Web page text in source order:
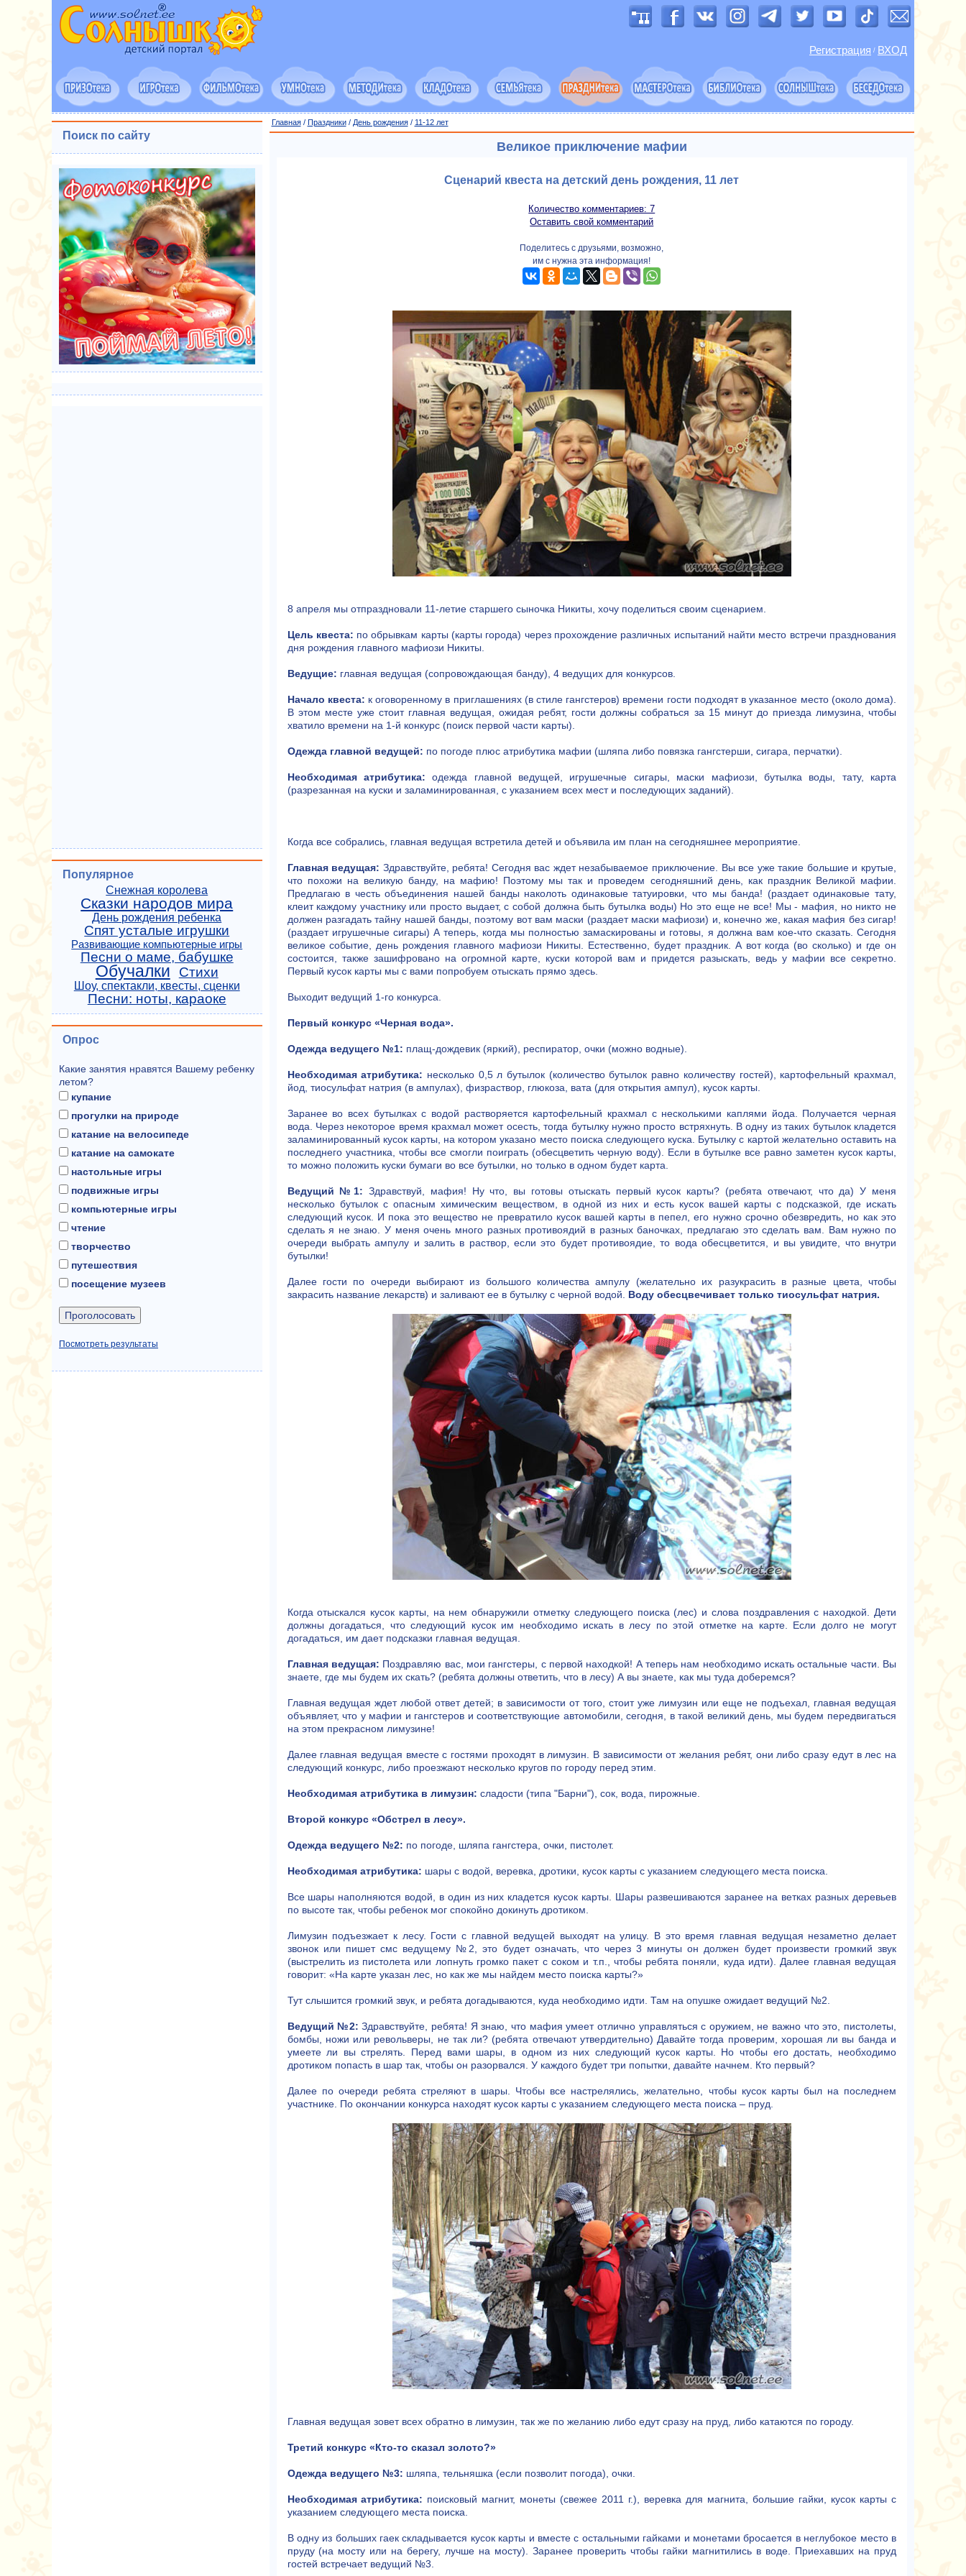
Регистрация / ВХОД
Главная/ Праздники/ День рождения/ 11-12 лет
Великое приключение мафии
Сценарий квеста на детский день рождения, 11 лет
Количество комментариев: 7
Оставить свой комментарий
Поделитесь с друзьями, возможно,
им с нужна эта информация!
8 апреля мы отпраздновали 11-летие старшего сыночка Никиты, хочу поделиться своим сценарием.
Цель квеста: по обрывкам карты (карты города) через прохождение различных испытаний найти место встречи празднования
дня рождения главного мафиози Никиты.
Ведущие: главная ведущая (сопровождающая банду), 4 ведущих для конкурсов.
Начало квеста: к оговоренному в приглашениях (в стиле гангстеров) времени гости подходят в указанное место (около дома).
В этом месте уже стоит главная ведущая, ожидая ребят, гости должны собраться за 15 минут до приезда лимузина, чтобы
хватило времени на 1-й конкурс (поиск первой части карты).
Одежда главной ведущей: по погоде плюс атрибутика мафии (шляпа либо повязка гангстерши, сигара, перчатки).
Необходимая атрибутика: одежда главной ведущей, игрушечные сигары, маски мафиози, бутылка воды, тату, карта
(разрезанная на куски и заламинированная, с указанием всех мест и последующих заданий).
Когда все собрались, главная ведущая встретила детей и объявила им план на сегодняшнее мероприятие.
Главная ведущая: Здравствуйте, ребята! Сегодня вас ждет незабываемое приключение. Вы все уже такие большие и крутые,
что похожи на великую банду, на мафию! Поэтому мы так и проведем сегодняшний день, как праздник Великой мафии.
Предлагаю в честь объединения нашей банды наколоть одинаковые татуировки, что мы банда! (раздает одинаковые тату,
клеит каждому участнику или просто выдает, с собой должна быть бутылка воды) Но это еще не все! Мы - мафия, но никто не
должен разгадать тайну нашей банды, поэтому вот вам маски (раздает маски мафиози) и, конечно же, какая мафия без сигар!
(раздает игрушечные сигары) А теперь, когда мы полностью замаскированы и готовы, я должна вам кое-что сказать. Сегодня
великое событие, день рождения главного мафиози Никиты. Естественно, будет праздник. А вот когда (во сколько) и где он
состоится, также зашифровано на огромной карте, куски которой вам и придется разыскать, ведь у мафии все секретно.
Первый кусок карты мы с вами попробуем отыскать прямо здесь.
Выходит ведущий 1-го конкурса.
Первый конкурс «Черная вода».
Одежда ведущего №1: плащ-дождевик (яркий), респиратор, очки (можно водные).
Необходимая атрибутика: несколько 0,5 л бутылок (количество бутылок равно количеству гостей), картофельный крахмал,
йод, тиосульфат натрия (в ампулах), физраствор, глюкоза, вата (для открытия ампул), кусок карты.
Заранее во всех бутылках с водой растворяется картофельный крахмал с несколькими каплями йода. Получается черная
вода. Через некоторое время крахмал может осесть, тогда бутылку нужно просто встряхнуть. В одну из таких бутылок кладется
заламинированный кусок карты, на котором указано место поиска следующего куска. Бутылку с картой желательно оставить на
последнего участника, чтобы все смогли поиграть (обесцветить черную воду). Если в бутылке все равно заметен кусок карты,
то можно положить куски бумаги во все бутылки, но только в одном будет карта.
Ведущий №1: Здравствуй, мафия! Ну что, вы готовы отыскать первый кусок карты? (ребята отвечают, что да) У меня
несколько бутылок с опасным химическим веществом, в одной из них и есть кусок вашей карты с подсказкой, где искать
следующий кусок. И пока это вещество не превратило кусок вашей карты в пепел, его нужно срочно обезвредить, но как это
сделать я не знаю. У меня очень много разных противоядий в разных баночках, предлагаю это сделать вам. Вам нужно по
очереди выбрать ампулу и залить в раствор, если это будет противоядие, то вода обесцветится, и вы увидите, что внутри
бутылки!
Далее гости по очереди выбирают из большого количества ампулу (желательно их разукрасить в разные цвета, чтобы
закрасить название лекарств) и заливают ее в бутылку с черной водой. Воду обесцвечивает только тиосульфат натрия.
Когда отыскался кусок карты, на нем обнаружили отметку следующего поиска (лес) и слова поздравления с находкой. Дети
должны догадаться, что следующий кусок им необходимо искать в лесу по этой отметке на карте. Если долго не могут
догадаться, им дает подсказки главная ведущая.
Главная ведущая: Поздравляю вас, мои гангстеры, с первой находкой! А теперь нам необходимо искать остальные части. Вы
знаете, где мы будем их скать? (ребята должны ответить, что в лесу) А вы знаете, как мы туда доберемся?
Главная ведущая ждет любой ответ детей; в зависимости от того, стоит уже лимузин или еще не подъехал, главная ведущая
объявляет, что у мафии и гангстеров и соответствующие автомобили, сегодня, в такой великий день, мы будем передвигаться
на этом прекрасном лимузине!
Далее главная ведущая вместе с гостями проходят в лимузин. В зависимости от желания ребят, они либо сразу едут в лес на
следующий конкурс, либо проезжают несколько кругов по городу перед этим.
Необходимая атрибутика в лимузин: сладости (типа "Барни"), сок, вода, пирожные.
Второй конкурс «Обстрел в лесу».
Одежда ведущего №2: по погоде, шляпа гангстера, очки, пистолет.
Необходимая атрибутика: шары с водой, веревка, дротики, кусок карты с указанием следующего места поиска.
Все шары наполняются водой, в один из них кладется кусок карты. Шары развешиваются заранее на ветках разных деревьев
по высоте так, чтобы ребенок мог спокойно докинуть дротиком.
Лимузин подъезжает к лесу. Гости с главной ведущей выходят на улицу. В это время главная ведущая незаметно делает
звонок или пишет смс ведущему №2, это будет означать, что через 3 минуты он должен будет произвести громкий звук
(выстрелить из пистолета или лопнуть громко пакет с соком и т.п., чтобы ребята поняли, куда идти). Далее главная ведущая
говорит: «На карте указан лес, но как же мы найдем место поиска карты?»
Тут слышится громкий звук, и ребята догадываются, куда необходимо идти. Там на опушке ожидает ведущий №2.
Ведущий №2: Здравствуйте, ребята! Я знаю, что мафия умеет отлично управляться с оружием, не важно что это, пистолеты,
бомбы, ножи или револьверы, не так ли? (ребята отвечают утвердительно) Давайте тогда проверим, хорошая ли вы банда и
умеете ли вы стрелять. Перед вами шары, в одном из них следующий кусок карты. Но чтобы его достать, необходимо
дротиком попасть в шар так, чтобы он разорвался. У каждого будет три попытки, давайте начнем. Кто первый?
Далее по очереди ребята стреляют в шары. Чтобы все настрелялись, желательно, чтобы кусок карты был на последнем
участнике. По окончании конкурса находят кусок карты с указанием следующего места поиска – пруд.
Главная ведущая зовет всех обратно в лимузин, так же по желанию либо едут сразу на пруд, либо катаются по городу.
Третий конкурс «Кто-то сказал золото?»
Одежда ведущего №3: шляпа, тельняшка (если позволит погода), очки.
Необходимая атрибутика: поисковый магнит, монеты (свежее 2011 г.), веревка для магнита, большие гайки, кусок карты с
указанием следующего места поиска.
В одну из больших гаек складывается кусок карты и вместе с остальными гайками и монетами бросается в неглубокое место в
пруду (на мосту или на берегу, лучше на мосту). Заранее проверить чтобы гайки магнитились в воде. Приехавших на пруд
гостей встречает ведущий №3.
Поиск по сайту
Популярное
Снежная королева
Сказки народов мира
День рождения ребенка
Спят усталые игрушки
Развивающие компьютерные игры
Песни о маме, бабушке
Обучалки Стихи
Шоу, спектакли, квесты, сценки
Песни: ноты, караоке
Опрос
Какие занятия нравятся Вашему ребенку
летом?
купание
прогулки на природе
катание на велосипеде
катание на самокате
настольные игры
подвижные игры
компьютерные игры
чтение
творчество
путешествия
посещение музеев
Посмотреть результаты